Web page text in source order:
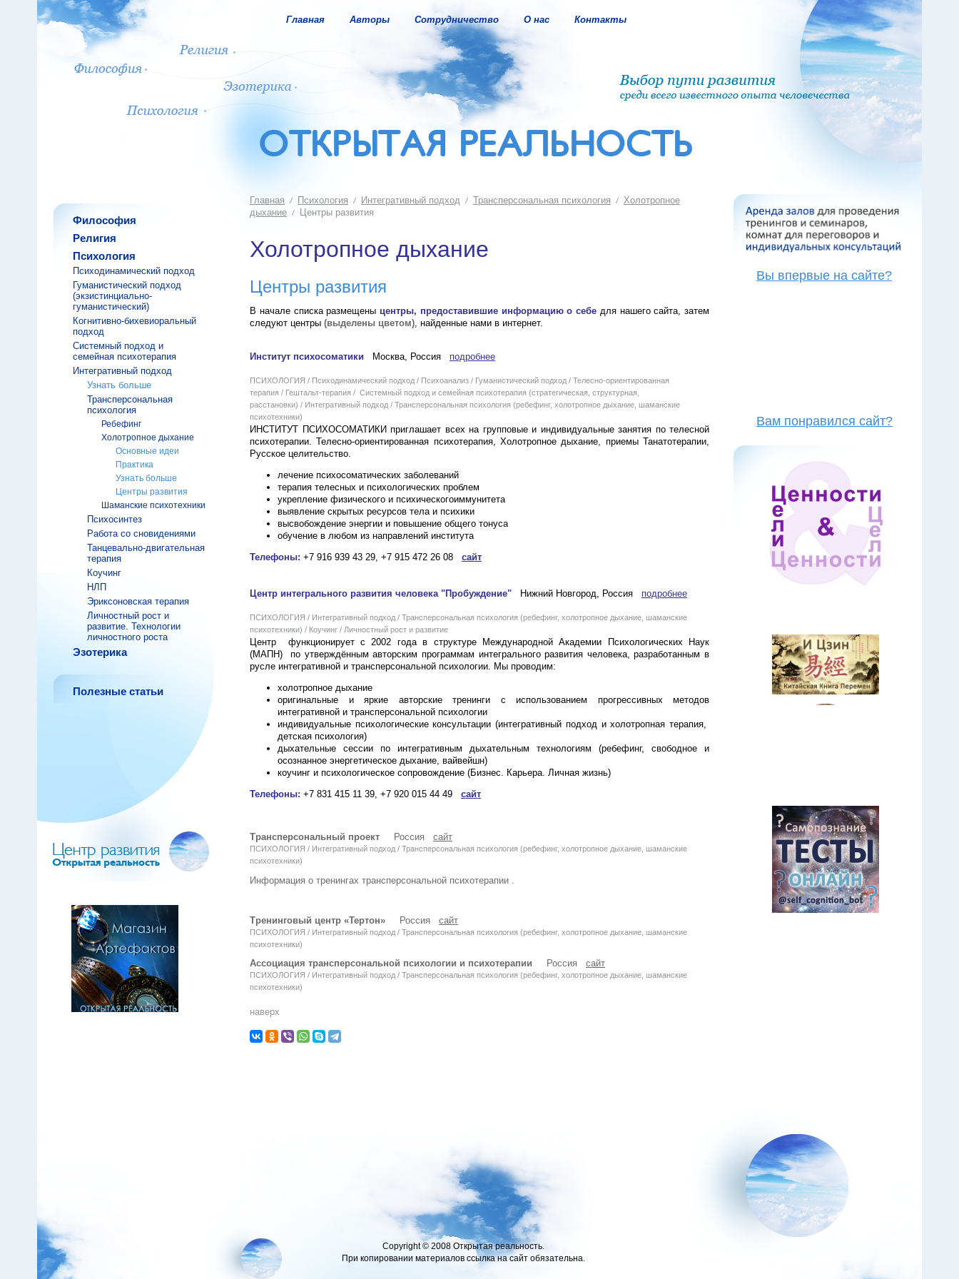
Главная Авторы Сотрудничество О нас Контакты
Философия
Религия
Психология
Психодинамический подход
Гуманистический подход
(экзистинциально-
гуманистический)
Когнитивно-бихевиоральный
подход
Системный подход и
семейная психотерапия
Интегративный подход
Узнать больше
Трансперсональная
психология
Ребефинг
Холотропное дыхание
Основные идеи
Практика
Узнать больше
Центры развития
Шаманские психотехники
Психосинтез
Работа со сновидениями
Танцевально-двигательная
терапия
Коучинг
НЛП
Эриксоновская терапия
Личностный рост и
развитие. Технологии
личностного роста
Эзотерика
Полезные статьи
Вы впервые на сайте?
Вам понравился сайт?
Главная Психология Интегративный подход Трансперсональная психология
Холотропное
дыхание
Центры развития
Холотропное дыхание
Центры развития
В начале списка размещены центры, предоставившие информацию о себе для нашего сайта, затем
следуют центры (выделены цветом), найденные нами в интернет.
Институт психосоматики Москва, Россия подробнее
ПСИХОЛОГИЯ / Психодинамический подход / Психоанализ / Гуманистический подход / Телесно-ориентированная
терапия / Гештальт-терапия / Системный подход и семейная психотерапия (стратегическая, структурная,
расстановки) / Интегративный подход / Трансперсональная психология (ребефинг, холотропное дыхание, шаманские
психотехники)
ИНСТИТУТ ПСИХОСОМАТИКИ приглашает всех на групповые и индивидуальные занятия по телесной
психотерапии. Телесно-ориентированная психотерапия, Холотропное дыхание, приемы Танатотерапии,
Русское целительство.
лечение психосоматических заболеваний
терапия телесных и психологических проблем
укрепление физического и психическогоиммунитета
выявление скрытых ресурсов тела и психики
высвобождение энергии и повышение общего тонуса
обучение в любом из направлений института
Телефоны: +7 916 939 43 29, +7 915 472 26 08 сайт
Центр интегрального развития человека "Пробуждение" Нижний Новгород, Россия подробнее
ПСИХОЛОГИЯ / Интегративный подход / Трансперсональная психология (ребефинг, холотропное дыхание, шаманские
психотехники) / Коучинг / Личностный рост и развитие
Центр функционирует с 2002 года в структуре Международной Академии Психологических Наук
(МАПН) по утверждённым авторским программам интегрального развития человека, разработанным в
русле интегративной и трансперсональной психологии. Мы проводим:
холотропное дыхание
оригинальные и яркие авторские тренинги с использованием прогрессивных методов
интегративной и трансперсональной психологии
индивидуальные психологические консультации (интегративный подход и холотропная терапия,
детская психология)
дыхательные сессии по интегративным дыхательным технологиям (ребефинг, свободное и
осознанное энергетическое дыхание, вайвейшн)
коучинг и психологическое сопровождение (Бизнес. Карьера. Личная жизнь)
Телефоны: +7 831 415 11 39, +7 920 015 44 49 сайт
Трансперсональный проект Россия сайт
ПСИХОЛОГИЯ / Интегративный подход / Трансперсональная психология (ребефинг, холотропное дыхание, шаманские
психотехники)
Информация о тренингах трансперсональной психотерапии .
Тренинговый центр «Тертон» Россия сайт
ПСИХОЛОГИЯ / Интегративный подход / Трансперсональная психология (ребефинг, холотропное дыхание, шаманские
психотехники)
Ассоциация трансперсональной психологии и психотерапии Россия сайт
ПСИХОЛОГИЯ / Интегративный подход / Трансперсональная психология (ребефинг, холотропное дыхание, шаманские
психотехники)
наверх
Copyright © 2008 Открытая реальность.
При копировании материалов ссылка на сайт обязательна.